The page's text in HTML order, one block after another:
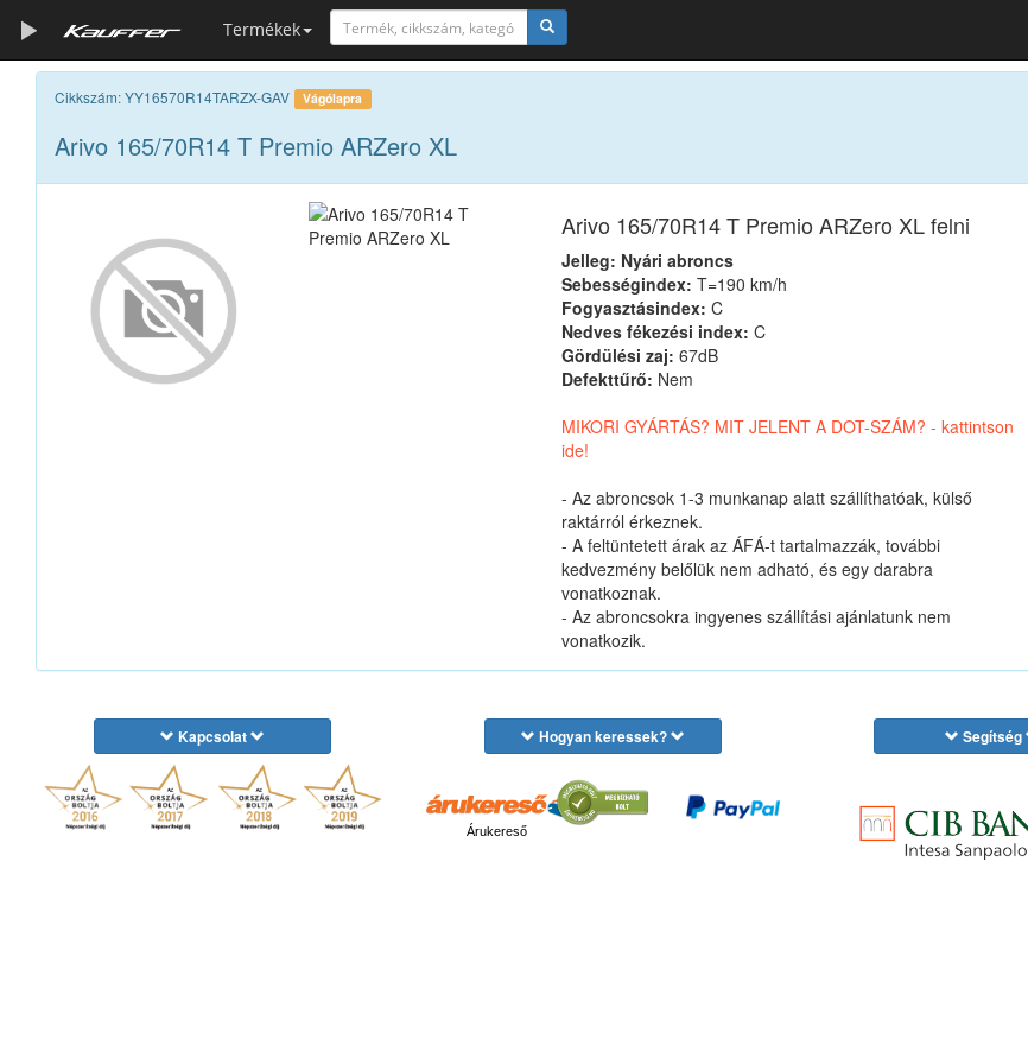
Termékek
Szerszámkatalógus
Kosár
Alkatrészek
Cikkszám: YY16570R14TARZX-GAV Vágólapra
Arivo 165/70R14 T Premio ARZero XL
Arivo 165/70R14 T Premio ARZero XL felni
Jelleg: Nyári abroncs
Sebességindex: T=190 km/h
Fogyasztásindex: C
Nedves fékezési index: C
Gördülési zaj: 67dB
Defekttűrő: Nem
MIKORI GYÁRTÁS? MIT JELENT A DOT-SZÁM? - kattintson
ide!
- Az abroncsok 1-3 munkanap alatt szállíthatóak, külső
raktárról érkeznek.
- A feltüntetett árak az ÁFÁ-t tartalmazzák, további
kedvezmény belőlük nem adható, és egy darabra
vonatkoznak.
- Az abroncsokra ingyenes szállítási ajánlatunk nem
vonatkozik.
Kapcsolat Hogyan keressek? Segítség
Árukereső